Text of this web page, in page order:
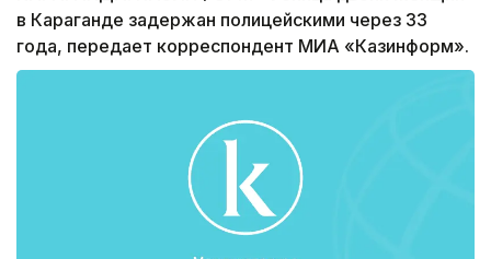
в Караганде задержан полицейскими через 33
года, передает корреспондент МИА «Казинформ».